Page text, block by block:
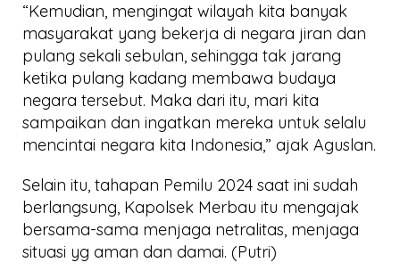
“Kemudian, mengingat wilayah kita banyak
masyarakat yang bekerja di negara jiran dan
pulang sekali sebulan, sehingga tak jarang
ketika pulang kadang membawa budaya
negara tersebut. Maka dari itu, mari kita
sampaikan dan ingatkan mereka untuk selalu
mencintai negara kita Indonesia,” ajak Aguslan.
Selain itu, tahapan Pemilu 2024 saat ini sudah
berlangsung, Kapolsek Merbau itu mengajak
bersama-sama menjaga netralitas, menjaga
situasi yg aman dan damai. (Putri)